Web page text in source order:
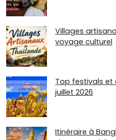
Villages
voyage culturel
Top festivals et
juillet 2026
Itinéraire à